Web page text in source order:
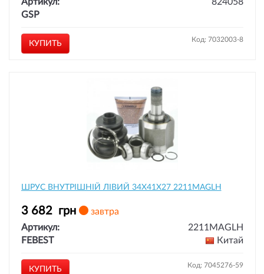
GSP
КУПИТЬ Код: 7032003-8
ШРУС ВНУТРІШНІЙ ЛІВИЙ 34X41X27 2211MAGLH
3 682 грн
завтра
Артикул:
2211MAGLH
FEBEST
Китай
КУПИТЬ Код: 7045276-59